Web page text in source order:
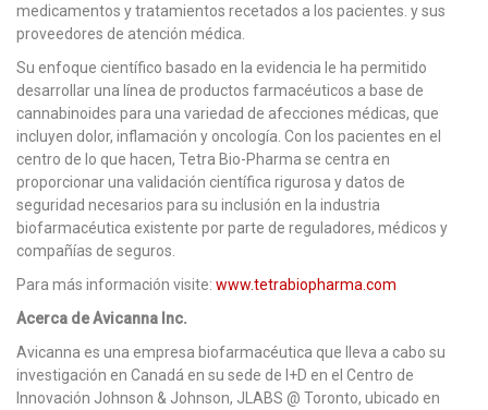
medicamentos y tratamientos recetados a los pacientes. y sus
proveedores de atención médica.
Su enfoque científico basado en la evidencia le ha permitido
desarrollar una línea de productos farmacéuticos a base de
cannabinoides para una variedad de afecciones médicas, que
incluyen dolor, inflamación y oncología. Con los pacientes en el
centro de lo que hacen, Tetra Bio-Pharma se centra en
proporcionar una validación científica rigurosa y datos de
seguridad necesarios para su inclusión en la industria
biofarmacéutica existente por parte de reguladores, médicos y
compañías de seguros.
Para más información visite: www.tetrabiopharma.com
Acerca de Avicanna Inc.
Avicanna es una empresa biofarmacéutica que lleva a cabo su
investigación en Canadá en su sede de I+D en el Centro de
Innovación Johnson & Johnson, JLABS @ Toronto, ubicado en